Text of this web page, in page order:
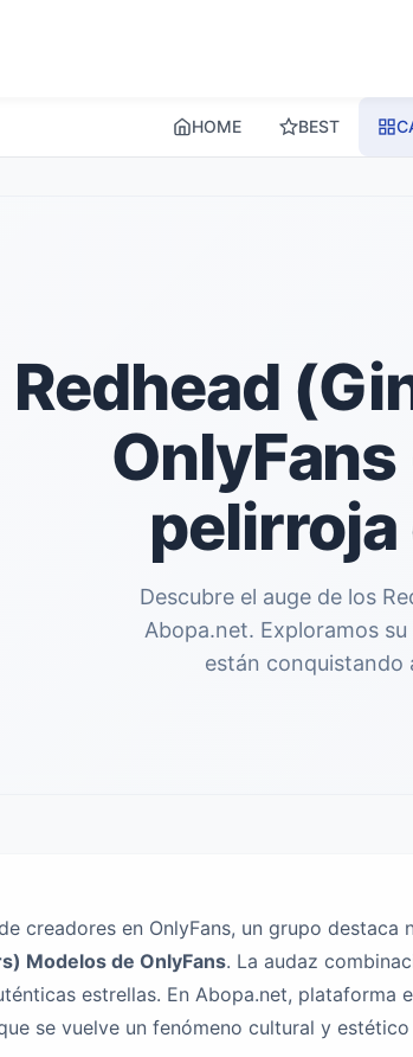
HOME BEST
Redhead
Descubre el auge de los
Abopa.net. Exploramos
están conquistando
creadores en OnlyFans, un grupo
Modelos de OnlyFans. La audaz
estrellas. En Abopa.net, plataforma
se vuelve un fenómeno cultural y